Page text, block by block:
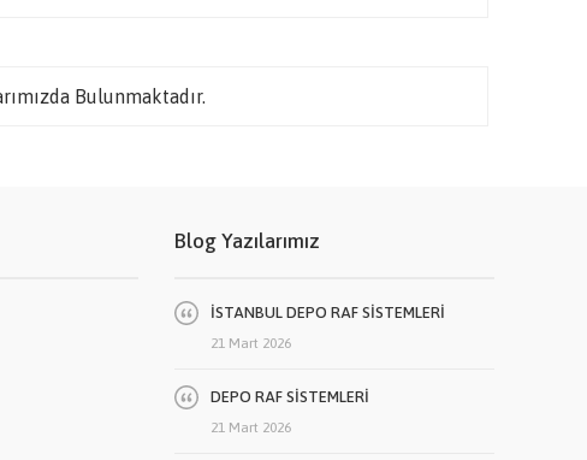
Bulunmaktadır.
Blog Yazılarımız
İSTANBUL DEPO RAF SİSTEMLERİ
21 Mart 2026
DEPO RAF SİSTEMLERİ
21 Mart 2026